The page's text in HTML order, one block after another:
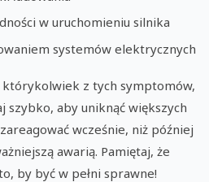
w uruchomieniu silnika
systemów elektrycznych
którykolwiek z tych symptomów,
szybko, aby uniknąć większych
wcześnie, niż później
awarią. Pamiętaj, że
by być w pełni sprawne!